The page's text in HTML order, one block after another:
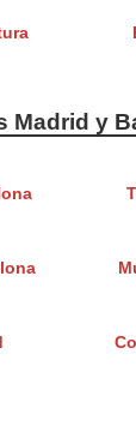
Madrid y